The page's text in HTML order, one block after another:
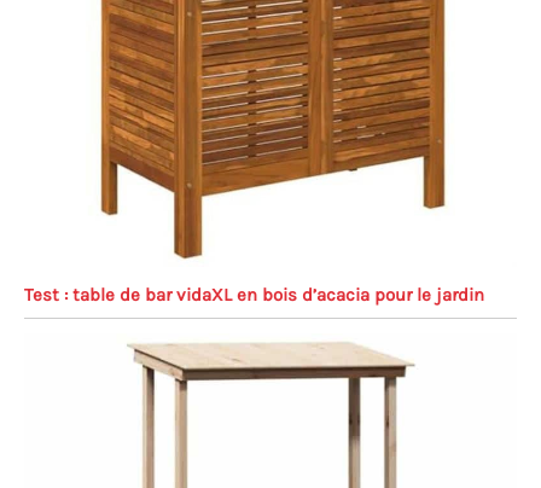
Test : table de bar vidaXL en bois d’acacia pour le jardin